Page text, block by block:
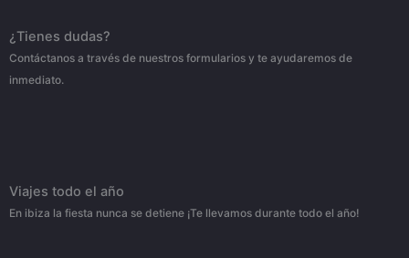
¿Tienes dudas?
Contáctanos a través de nuestros formularios y te ayudaremos de
inmediato.
Viajes todo el año
En ibiza la fiesta nunca se detiene ¡Te llevamos durante todo el año!